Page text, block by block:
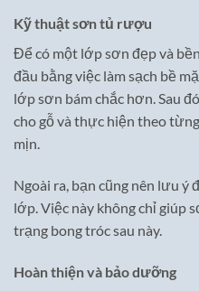
Kỹ thuật sơn tủ rượu
Để có một lớp sơn đẹp và
đầu bằng việc làm sạch bề
lớp sơn bám chắc hơn. Sau
cho gỗ và thực hiện theo
mịn.
Ngoài ra, bạn cũng nên lưu ý
lớp. Việc này không chỉ giúp
trạng bong tróc sau này.
Hoàn thiện và bảo dưỡng